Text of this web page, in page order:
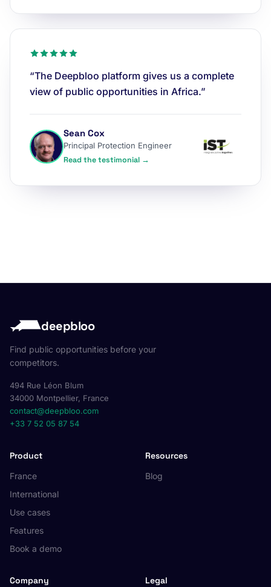
“The Deepbloo platform gives us a complete
view of public opportunities in Africa.”
Sean Cox
Principal Protection Engineer
Read the testimonial →
deepbloo
Find public opportunities before your
competitors.
494 Rue Léon Blum
34000 Montpellier, France
contact@deepbloo.com
+33 7 52 05 87 54
Product
France
International
Use cases
Features
Book a demo
Resources
Blog
Company Legal